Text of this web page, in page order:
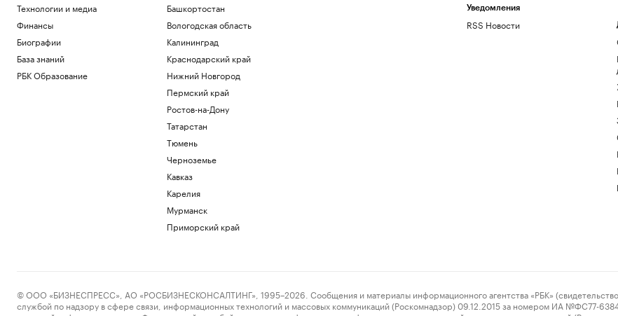
Технологии и медиа
Финансы
Биографии
База знаний
РБК Образование
Башкортостан
Вологодская область
Калининград
Краснодарский край
Нижний Новгород
Пермский край
Ростов-на-Дону
Татарстан
Тюмень
Черноземье
Кавказ
Карелия
Мурманск
Приморский край
Уведомления
RSS Новости
© ООО «БИЗНЕСПРЕСС», АО «РОСБИЗНЕСКОНСАЛТИНГ», 1995–2026. Сообщения и материалы информационного агентства «РБК»
службой по надзору в сфере связи, информационных технологий и массовых коммуникаций (Роскомнадзор) 09.12.2015 за номером ИА №ФС77-